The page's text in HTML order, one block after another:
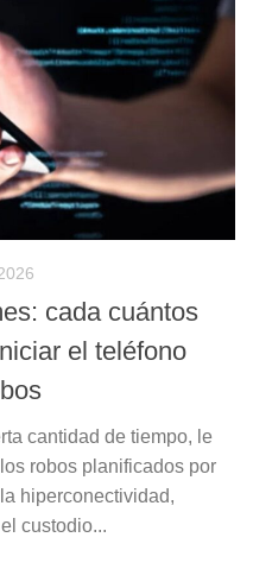
cada cuántos
el teléfono
cantidad de tiempo, le
robos planificados por
hiperconectividad,
custodio...